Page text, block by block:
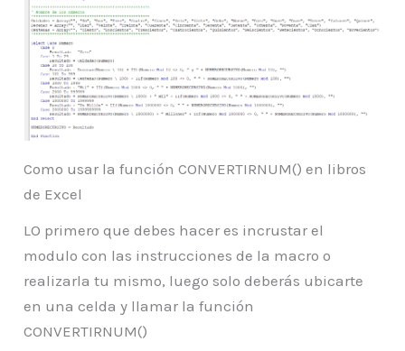
Como usar la función CONVERTIRNUM() en libros
de Excel
LO primero que debes hacer es incrustar el
modulo con las instrucciones de la macro o
realizarla tu mismo, luego solo deberás ubicarte
en una celda y llamar la función
CONVERTIRNUM()